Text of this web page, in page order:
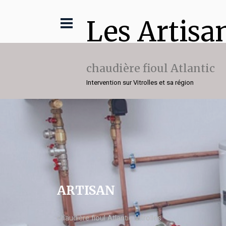
Les
chaudière fioul Atlantic
Intervention sur Vitrolles et sa région
ARTISAN
chaudière fioul Atlantic Vitrolles